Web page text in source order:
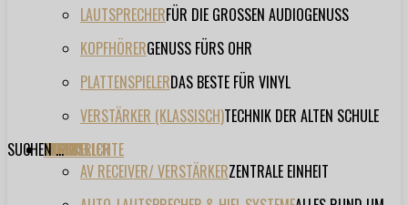
LAUTSPRECHERFÜR DIE GROSSEN AUDIOGENUSS
KOPFHÖRERGENUSS FÜRS OHR
PLATTENSPIELERDAS BESTE FÜR VINYL
VERSTÄRKER (KLASSISCH)TECHNIK DER ALTEN SCHULE
TESTBERICHTE
AV RECEIVER/ VERSTÄRKERZENTRALE EINHEIT
FORUM
FILME
VIDEOS
HERSTELLER
EVENT
SUCHEN ...